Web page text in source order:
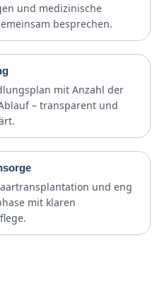
und medizinische
besprechen.
mit Anzahl der
– transparent und
und eng
mit klaren